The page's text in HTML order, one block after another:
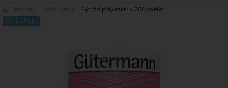
Sytråd polyester - 200 meter
TILBAGE